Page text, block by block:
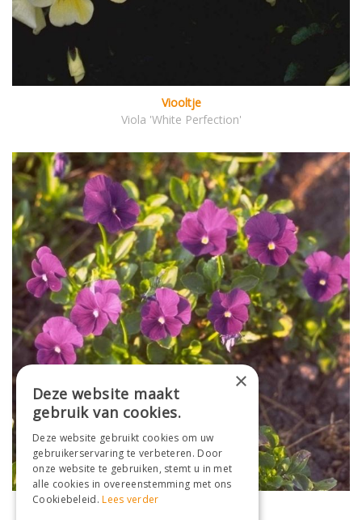
Viooltje
Viola 'White Perfection'
×
Deze website maakt
gebruik van cookies.
Deze website gebruikt cookies om uw
gebruikerservaring te verbeteren. Door
onze website te gebruiken, stemt u in met
alle cookies in overeenstemming met ons
Cookiebeleid.Lees verder